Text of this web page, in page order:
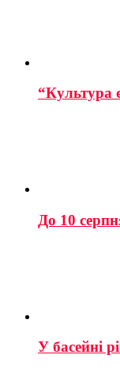
“Культура
До 10
У басейні